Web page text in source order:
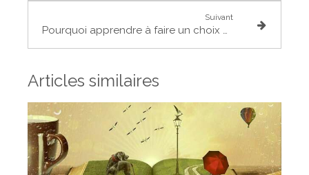
Suivant
Pourquoi apprendre à faire un choix « entier » est essentiel ?
Articles similaires